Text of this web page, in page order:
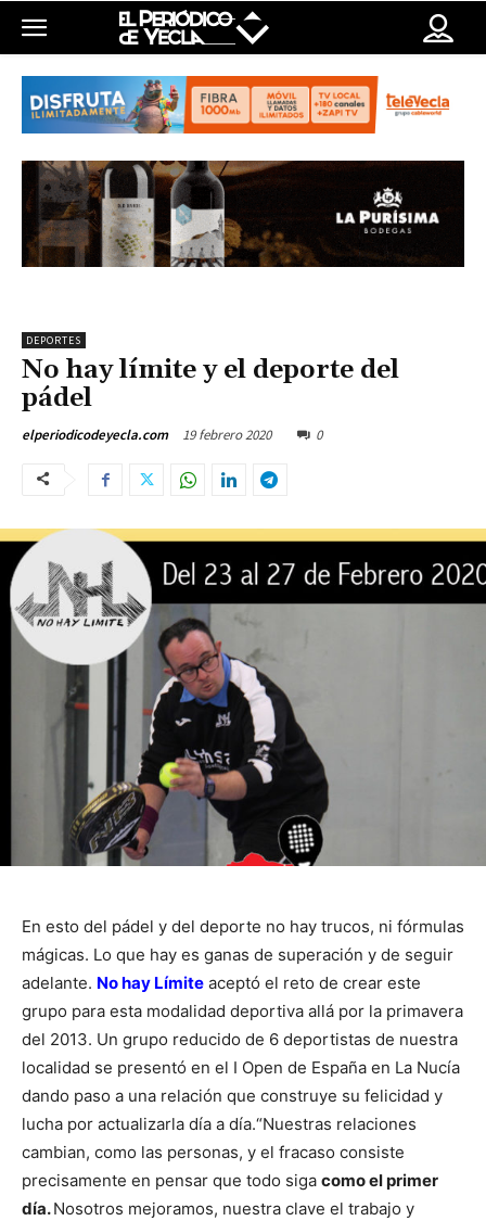
DEPORTES
No hay límite y el deporte del
pádel
elperiodicodeyecla.com 19 febrero 2020 0
En esto del pádel y del deporte no hay trucos, ni fórmulas
mágicas. Lo que hay es ganas de superación y de seguir
adelante. No hay Límite aceptó el reto de crear este
grupo para esta modalidad deportiva allá por la primavera
del 2013. Un grupo reducido de 6 deportistas de nuestra
localidad se presentó en el I Open de España en La Nucía
dando paso a una relación que construye su felicidad y
lucha por actualizarla día a día.“Nuestras relaciones
cambian, como las personas, y el fracaso consiste
precisamente en pensar que todo siga como el primer
día.Nosotros mejoramos, nuestra clave el trabajo y